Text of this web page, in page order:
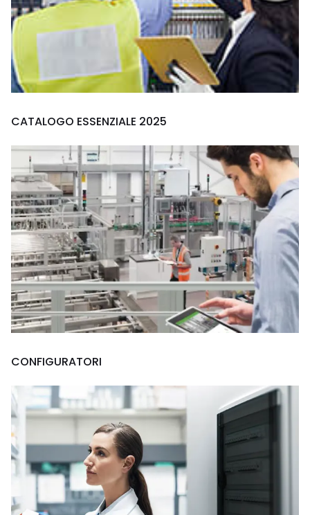
CATALOGO ESSENZIALE 2025
CONFIGURATORI